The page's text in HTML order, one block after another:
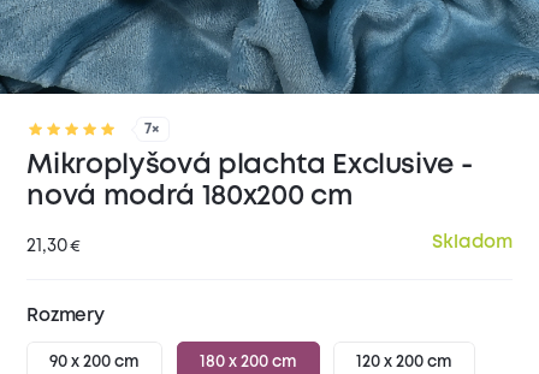
7×
Mikroplyšová plachta Exclusive -
nová modrá 180x200 cm
21,30€ Skladom
Rozmery
90 x 200 cm 180 x 200 cm 120 x 200 cm